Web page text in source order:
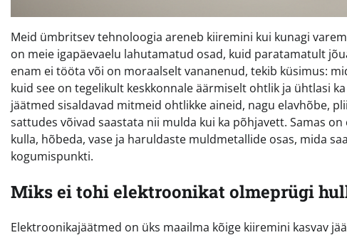
Meid ümbritsev tehnoloogia areneb kiiremini kui kunagi
on meie igapäevaelu lahutamatud osad, kuid paratamatult
enam ei tööta või on moraalselt vananenud, tekib küsimus:
kuid see on tegelikult keskkonnale äärmiselt ohtlik ja ühtlasi
jäätmed sisaldavad mitmeid ohtlikke aineid, nagu elavhõbe,
sattudes võivad saastata nii mulda kui ka põhjavett. Samas
kulla, hõbeda, vase ja haruldaste muldmetallide osas, mida
kogumispunkti.
Miks ei tohi elektroonikat olmeprügi
Elektroonikajäätmed on üks maailma kõige kiiremini kasvav